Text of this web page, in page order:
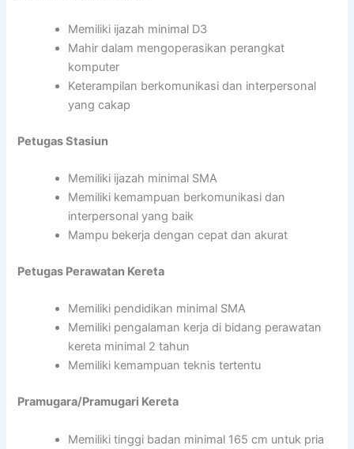
Memiliki ijazah minimal D3
Mahir dalam mengoperasikan perangkat
komputer
Keterampilan berkomunikasi dan interpersonal
yang cakap
Petugas Stasiun
Memiliki ijazah minimal SMA
Memiliki kemampuan berkomunikasi dan
interpersonal yang baik
Mampu bekerja dengan cepat dan akurat
Petugas Perawatan Kereta
Memiliki pendidikan minimal SMA
Memiliki pengalaman kerja di bidang perawatan
kereta minimal 2 tahun
Memiliki kemampuan teknis tertentu
Pramugara/Pramugari Kereta
Memiliki tinggi badan minimal 165 cm untuk pria